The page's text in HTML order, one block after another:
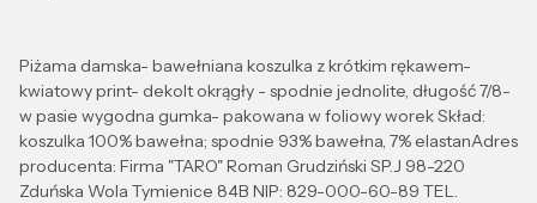
Piżama damska- bawełniana koszulka z krótkim rękawem-
kwiatowy print- dekolt okrągły - spodnie jednolite, długość 7/8-
w pasie wygodna gumka- pakowana w foliowy worek Skład:
koszulka 100% bawełna; spodnie 93% bawełna, 7% elastanAdres
producenta: Firma "TARO" Roman Grudziński SP.J 98-220
Zduńska Wola Tymienice 84B NIP: 829-000-60-89 TEL.